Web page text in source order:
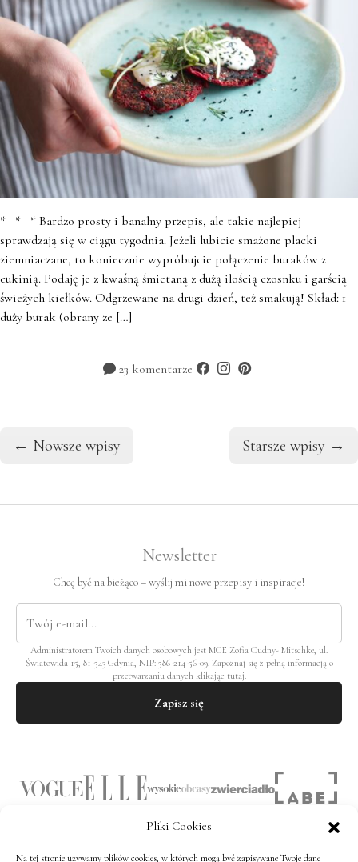
Pliki Cookies
Na tej stronie używamy plików cookies, w których mogą być zapisywane Twoje dane
* * * Bardzo prosty i banalny przepis, ale takie najlepiej
sprawdzają się w ciągu tygodnia. Jeżeli lubicie smażone placki
ziemniaczane, to koniecznie wypróbujcie połączenie buraków z
cukinią. Podaję je z kwaśną śmietaną z dużą ilością czosnku i garścią
świeżych kiełków. Odgrzewane na drugi dzień, też smakują! Skład: 1
duży burak (obrany ze […]
23 komentarze
← Nowsze wpisy Starsze wpisy →
Newsletter
Chcę być na bieżąco – wyślij mi nowe przepisy i inspiracje!
Administratorem Twoich danych osobowych jest MCE Zofia Cudny- Mitschke, ul.
Światowida 15, 81-543 Gdynia, NIP: 586-214-56-09. Zapoznaj się z pełną informacją o
przetwarzaniu danych klikając tutaj.
Zapisz się